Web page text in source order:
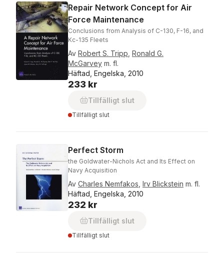
Repair Network Concept for Air
Force Maintenance
Conclusions from Analysis of C-130, F-16, and
Kc-135 Fleets
Av Robert S. Tripp Ronald G.
McGarvey m. fl.
Häftad, Engelska, 2010
233 kr
Tillfälligt slut
Tillfälligt slut
Perfect Storm
the Goldwater-Nichols Act and Its Effect on
Navy Acquisition
Av Charles Nemfakos Irv Blickstein m. fl.
Häftad, Engelska, 2010
232 kr
Tillfälligt slut
Tillfälligt slut